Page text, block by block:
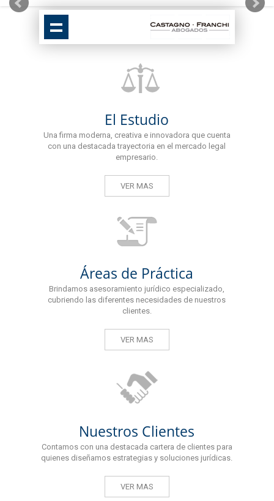
El Estudio
Una firma moderna, creativa e innovadora que cuenta
con una destacada trayectoria en el mercado legal
empresario.
VER MAS
Áreas de Práctica
Brindamos asesoramiento jurídico especializado,
cubriendo las diferentes necesidades de nuestros
clientes.
VER MAS
Nuestros Clientes
Contamos con una destacada cartera de clientes para
quienes diseñamos estrategias y soluciones jurídicas.
VER MAS